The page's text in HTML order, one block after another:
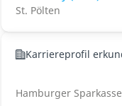
St. Pölten
Karriereprofil
Hamburger Sparkasse